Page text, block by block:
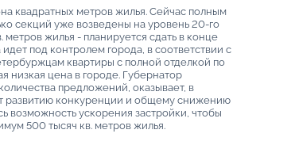
квадратных метров жилья. Сейчас полным
секций уже возведены на уровень 20-го
жилья - планируется сдать в конце
под контролем города, в соответствии с
квартиры с полной отделкой по
низкая цена в городе. Губернатор
предложений, оказывает, в
развитию конкуренции и общему снижению
возможность ускорения застройки, чтобы
500 тысяч кв. метров жилья.